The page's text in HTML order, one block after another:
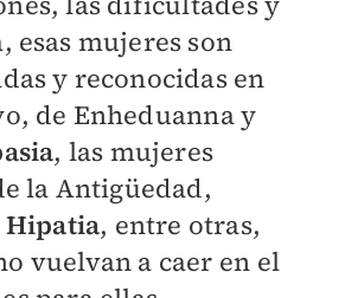
esas mujeres son
y reconocidas en
de Enheduanna y
, las mujeres
la Antigüedad,
Hipatia, entre otras,
vuelvan a caer en el